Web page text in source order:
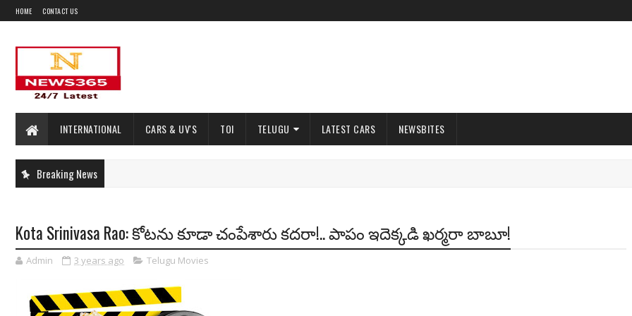
HOME CONTACT US
INTERNATIONAL CARS & UV'S TOI TELUGU LATEST CARS NEWSBITES
Breaking News
Kota Srinivasa Rao: కోటను కూడా చంపేశారు కదరా!.. పాపం ఇదెక్కడి ఖర్మరా బాబూ!
Admin 3 years ago Telugu Movies